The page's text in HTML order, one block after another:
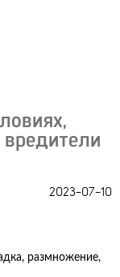
2023-07-10